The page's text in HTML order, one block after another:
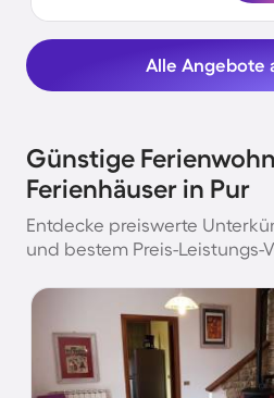
Alle Angebote
Günstige
Ferienhäuser in Pur
Entdecke preiswerte
und bestem Preis-Leistungs-